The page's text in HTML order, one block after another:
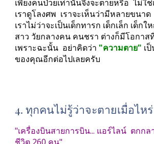
เพียงคนป่วยเท่านั้นจึงจะตายหรือ  ไม่ใ
เราดูโลงศพ  เราจะเห็นว่ามีหลายขนา
เราไม่ว่าจะเป็นเด็กทารก เด็กเล็ก เด็ก
สาว วัยกลางคน คนชรา ต่างก็มีโอกาส
เพราะฉะนั้น  อย่าคิดว่า "ความตาย" เ
ของคุณอีกต่อไปเลยครับ
4. ทุกคนไม่รู้ว่าจะตายเมื่อไหร่
"เครื่องบินสายการบิน... แอร์ไลน์  ตกกล